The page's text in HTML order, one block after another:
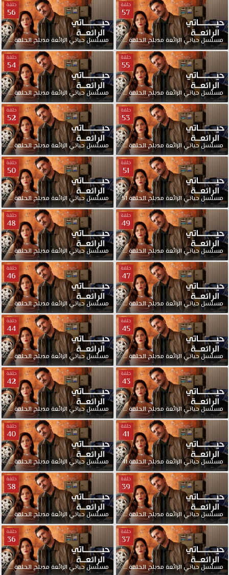
حلقة
57
مسلسلحياتي الرائعة مدبلجالحلقة57
حلقة
56
مسلسلحياتي الرائعة مدبلجالحلقة56
حلقة
55
مسلسلحياتي الرائعة مدبلجالحلقة55
حلقة
54
مسلسلحياتي الرائعة مدبلجالحلقة54
حلقة
53
مسلسلحياتي الرائعة مدبلجالحلقة53
حلقة
52
مسلسلحياتي الرائعة مدبلجالحلقة52
حلقة
51
مسلسلحياتي الرائعة مدبلجالحلقة51
حلقة
50
مسلسلحياتي الرائعة مدبلجالحلقة50
حلقة
49
مسلسلحياتي الرائعة مدبلجالحلقة49
حلقة
48
مسلسلحياتي الرائعة مدبلجالحلقة48
حلقة
47
مسلسلحياتي الرائعة مدبلجالحلقة47
حلقة
46
مسلسلحياتي الرائعة مدبلجالحلقة46
حلقة
45
مسلسلحياتي الرائعة مدبلجالحلقة45
حلقة
44
مسلسلحياتي الرائعة مدبلجالحلقة44
حلقة
43
مسلسلحياتي الرائعة مدبلجالحلقة43
حلقة
42
مسلسلحياتي الرائعة مدبلجالحلقة42
حلقة
41
مسلسلحياتي الرائعة مدبلجالحلقة41
حلقة
40
مسلسلحياتي الرائعة مدبلجالحلقة40
حلقة
39
مسلسلحياتي الرائعة مدبلجالحلقة39
حلقة
38
مسلسلحياتي الرائعة مدبلجالحلقة38
حلقة
37
مسلسلحياتي الرائعة مدبلجالحلقة37
حلقة
36
مسلسلحياتي الرائعة مدبلجالحلقة36